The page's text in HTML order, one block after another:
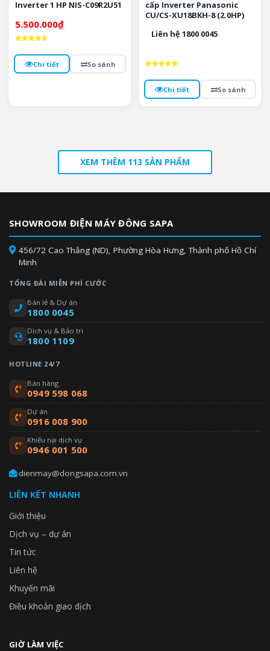
Inverter 1 HP NIS-C09R2U51
5.500.000₫
hạng
5 saoChi tiết So sánh
cấp Inverter Panasonic
CU/CS-XU18BKH-8 (2.0HP)
Liên hệ 1800 0045
hạng
5 saoChi tiết So sánh
XEM THÊM 113 SẢN PHẨM
SHOWROOM ĐIỆN MÁY ĐÔNG SAPA
456/72 Cao Thắng (ND), Phường Hòa Hưng, Thành phố Hồ Chí
Minh
TỔNG ĐÀI MIỄN PHÍ CƯỚC
Bán lẻ & Dự án
1800 0045
Dịch vụ & Bảo trì
1800 1109
HOTLINE 24/7
Bán hàng
0949 598 068
Dự án
0916 008 900
Khiếu nại dịch vụ
0946 001 500
dienmay@dongsapa.com.vn
LIÊN KẾT NHANH
Giới thiệu
Dịch vụ – dự án
Tin tức
Liên hệ
Khuyến mãi
Điều khoản giao dịch
GIỜ LÀM VIỆC